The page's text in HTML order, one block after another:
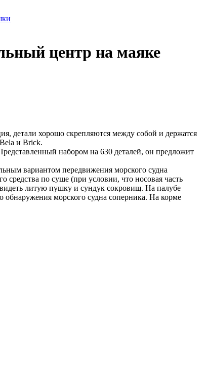
центр на маяке
детали хорошо скрепляются между собой и держатся
и Brick.
набором на 630 деталей, он предложит
вариантом передвижения морского судна
по суше (при условии, что носовая часть
литую пушку и сундук сокровищ. На палубе
морского судна соперника. На корме